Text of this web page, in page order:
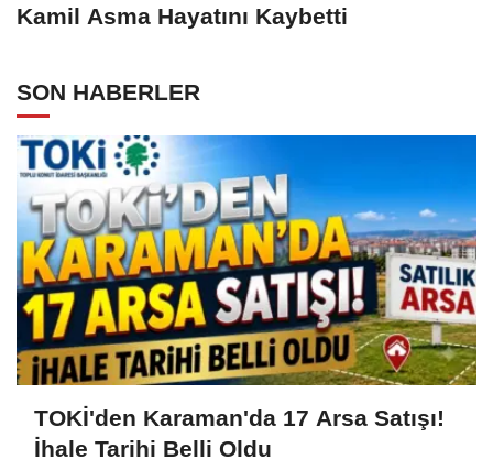
Kamil Asma Hayatını Kaybetti
SON HABERLER
TOKİ'den Karaman'da 17 Arsa Satışı!
İhale Tarihi Belli Oldu